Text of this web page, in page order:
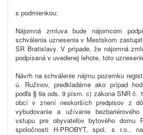
s podmienkou:
Nájomná zmluva bude nájomcom
schválenia uznesenia v Mestskom
SR Bratislavy. V prípade, že nájomná
podpísaná v uvedenej lehote, toto
Návrh na schválenie nájmu pozemku
ú. Ružinov, predkladáme ako prípad
podľa § 9a ods. 9 písm. c) zákona SNR č.
obcí v znení neskorších predpisov z
vybudovanie a užívanie
vstupu pre obyvateľov bytového domu
spoločnosti H-PROBYT, spol. s r.o.,